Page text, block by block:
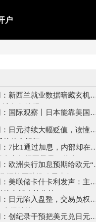
户
新西兰就业数据暗藏玄机
该如何演绎？
国际观察丨日本能靠美国
日元持续大幅贬值，读懂
的核心疑问
7比1通过加息，内部却在
本央行纪要暴露了什么？
欧洲央行加息预期给欧元“
据能否助推欧元上行？
美联储卡什卡利发声：主
储内部政策分歧
日元陷入盘整，交易员权
市场情绪
创纪录干预把美元兑日元